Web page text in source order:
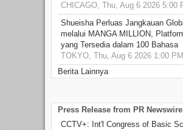
CHICAGO, Thu, Aug 6 2026 5:00
Shueisha Perluas Jangkauan
melalui MANGA MILLION,
yang Tersedia dalam 100 Bahasa
TOKYO, Thu, Aug 6 2026 1:00 PM
Berita Lainnya
Press Release from PR Newswire
CCTV+: Int'l Congress of Basic